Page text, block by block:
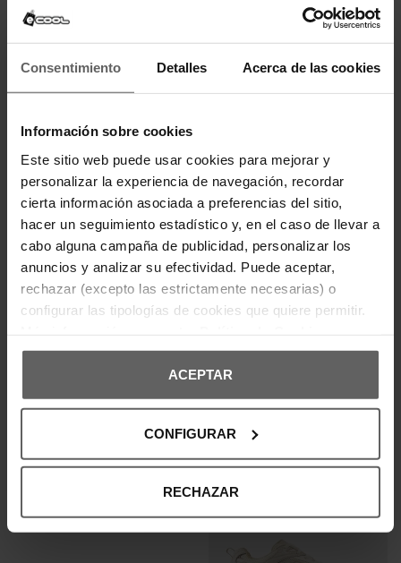
Consentimiento Detalles Acerca de las cookies
Información sobre cookies
Este sitio web puede usar cookies para mejorar y
personalizar la experiencia de navegación, recordar
cierta información asociada a preferencias del sitio,
hacer un seguimiento estadístico y, en el caso de llevar a
cabo alguna campaña de publicidad, personalizar los
anuncios y analizar su efectividad. Puede aceptar,
rechazar (excepto las estrictamente necesarias) o
configurar las tipologías de cookies que quiere permitir.
ACEPTAR
CONFIGURAR
RECHAZAR
NEW BALANCE
BBW550 BLANCAS Y BEIGE
MUJER
ZAPATILLAS CALVIN KLEIN
BLANCAS MUJER
63,96 € 79,95 € -20%
REBAJAS+
TOMMY HILFIGER
100,00 € 125,00 € -20%
TOMMY HILFIGER
ZAPATILLAS TOMMY HILFIGER
ROSAS MUJER
71,96 € 89,95 € -20%